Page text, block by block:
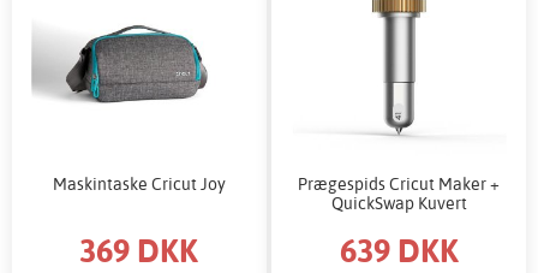
Maskintaske Cricut Joy
369 DKK
Prægespids Cricut Maker +
QuickSwap Kuvert
639 DKK